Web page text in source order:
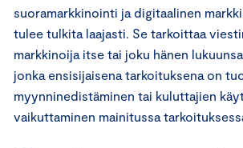
suoramarkkinointi ja digitaalinen
tulee tulkita laajasti. Se tarkoittaa
markkinoija itse tai joku hänen
jonka ensisijaisena tarkoituksena on
myynninedistäminen tai kuluttajien
vaikuttaminen mainitussa